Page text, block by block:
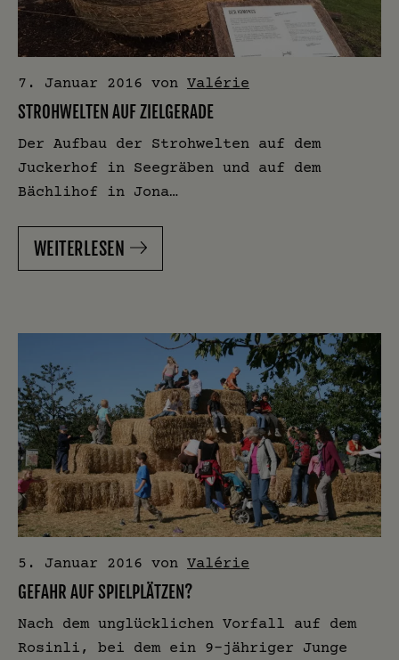
7. Januar 2016 von Valérie
STROHWELTEN AUF ZIELGERADE
Der Aufbau der Strohwelten auf dem
Juckerhof in Seegräben und auf dem
Bächlihof in Jona…
WEITERLESEN
5. Januar 2016 von Valérie
GEFAHR AUF SPIELPLÄTZEN?
Nach dem unglücklichen Vorfall auf dem
Rosinli, bei dem ein 9-jähriger Junge